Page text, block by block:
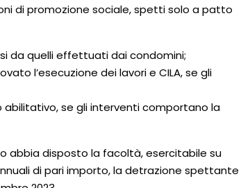
di promozione sociale, spetti solo a patto
da quelli effettuati dai condomini;
l’esecuzione dei lavori e CILA, se gli
abilitativo, se gli interventi comportano la
abbia disposto la facoltà, esercitabile su
di pari importo, la detrazione spettante